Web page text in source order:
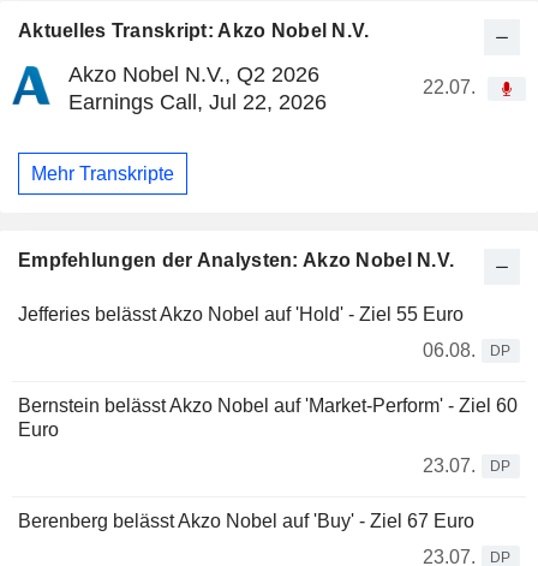
Aktuelles Transkript: Akzo Nobel N.V.
Akzo Nobel N.V., Q2 2026
Earnings Call, Jul 22, 2026
22.07.
Mehr Transkripte
Empfehlungen der Analysten: Akzo Nobel N.V.
Jefferies belässt Akzo Nobel auf 'Hold' - Ziel 55 Euro
06.08.
DP
Bernstein belässt Akzo Nobel auf 'Market-Perform' - Ziel 60
Euro
23.07.
DP
Berenberg belässt Akzo Nobel auf 'Buy' - Ziel 67 Euro
23.07.
DP